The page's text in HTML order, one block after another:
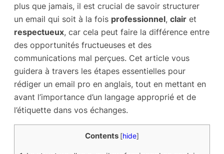
plus que jamais, il est crucial de savoir structurer
un email qui soit à la fois professionnel, clair et
respectueux, car cela peut faire la différence entre
des opportunités fructueuses et des
communications mal perçues. Cet article vous
guidera à travers les étapes essentielles pour
rédiger un email pro en anglais, tout en mettant en
avant l’importance d’un langage approprié et de
l’étiquette dans vos échanges.
Contents [hide]